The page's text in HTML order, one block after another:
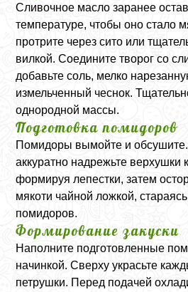
Сливочное масло заранее
температуре, чтобы оно стало
протрите через сито или
вилкой. Соедините творог со
добавьте соль, мелко
измельченный чеснок.
однородной массы.
Подготовка помидоров
Помидоры вымойте и
аккуратно надрежьте верхушки
формируя лепестки, затем
мякоти чайной ложкой,
помидоров.
Формирование закуски
Наполните подготовленные
начинкой. Сверху украсьте
петрушки. Перед подачей